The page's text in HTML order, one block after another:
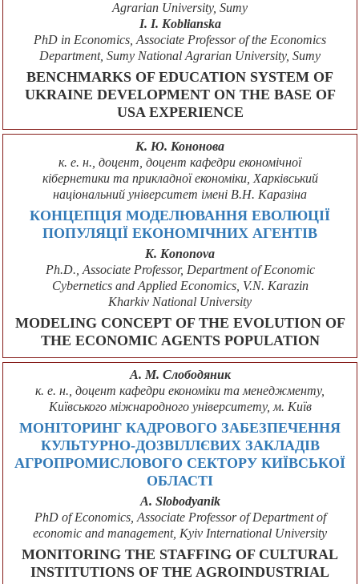
Agrarian University, Sumy
I. I. Koblianska
PhD in Economics, Associate Professor of the Economics
Department, Sumy National Agrarian University, Sumy
BENCHMARKS OF EDUCATION SYSTEM OF
UKRAINE DEVELOPMENT ON THE BASE OF
USA EXPERIENCE
К. Ю. Кононова
к. е. н., доцент, доцент кафедри економічної
кібернетики та прикладної економіки, Харківський
національний університет імені В.Н. Каразіна
КОНЦЕПЦІЯ МОДЕЛЮВАННЯ ЕВОЛЮЦІЇ
ПОПУЛЯЦІЇ ЕКОНОМІЧНИХ АГЕНТІВ
K. Kononova
Ph.D., Associate Professor, Department of Economic
Cybernetics and Applied Economics, V.N. Karazin
Kharkiv National University
MODELING CONCEPT OF THE EVOLUTION OF
THE ECONOMIC AGENTS POPULATION
А. М. Слободяник
к. е. н., доцент кафедри економіки та менеджменту,
Київського міжнародного університету, м. Київ
МОНІТОРИНГ КАДРОВОГО ЗАБЕЗПЕЧЕННЯ
КУЛЬТУРНО-ДОЗВІЛЛЄВИХ ЗАКЛАДІВ
АГРОПРОМИСЛОВОГО СЕКТОРУ КИЇВСЬКОЇ
ОБЛАСТІ
A. Slobodyanik
PhD of Economics, Associate Professor of Department of
economic and management, Kyiv International University
MONITORING THE STAFFING OF CULTURAL
INSTITUTIONS OF THE AGROINDUSTRIAL